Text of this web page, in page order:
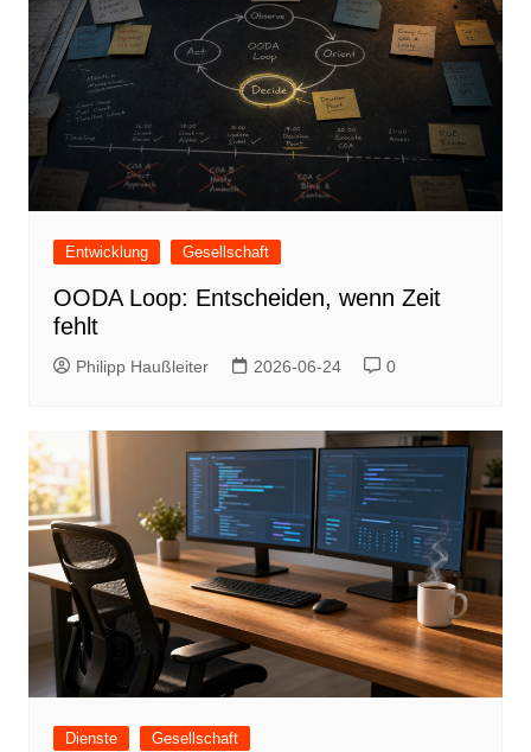
Entwicklung Gesellschaft
OODA Loop: Entscheiden, wenn Zeit
fehlt
Philipp Haußleiter 2026-06-24 0
Dienste Gesellschaft